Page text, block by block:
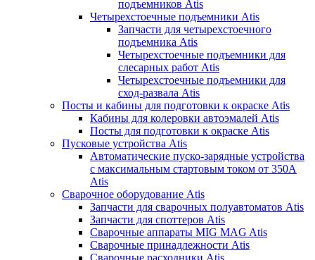
подъемников Atis
Четырехстоечные подъемники Atis
Запчасти для четырехстоечного
подъемника Atis
Четырехстоечные подъемники для
слесарных работ Atis
Четырехстоечные подъемники для
сход-развала Atis
Посты и кабины для подготовки к окраске Atis
Кабины для колеровки автоэмалей Atis
Посты для подготовки к окраске Atis
Пусковые устройства Atis
Автоматические пуско-зарядные устройства
с максимальным стартовым током от 350А
Atis
Сварочное оборудование Atis
Запчасти для сварочных полуавтоматов Atis
Запчасти для споттеров Atis
Сварочные аппараты MIG MAG Atis
Сварочные принадлежности Atis
Сварочные расходники Atis